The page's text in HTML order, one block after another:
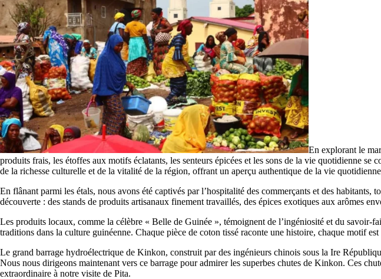
En explorant le
produits frais, les étoffes aux motifs éclatants, les senteurs épicées et les sons de la vie quotidienne
de la richesse culturelle et de la vitalité de la région, offrant un aperçu authentique de la vie
En flânant parmi les étals, nous avons été captivés par l’hospitalité des commerçants et des
découverte : des stands de produits artisanaux finement travaillés, des épices exotiques aux arômes
Les produits locaux, comme la célèbre « Belle de Guinée », témoignent de l’ingéniosité et du savoir-
traditions dans la culture guinéenne. Chaque pièce de coton tissé raconte une histoire, chaque motif
Le grand barrage hydroélectrique de Kinkon, construit par des ingénieurs chinois sous la Ire
Nous nous dirigeons maintenant vers ce barrage pour admirer les superbes chutes de Kinkon. Ces
extraordinaire à notre visite de Pita.